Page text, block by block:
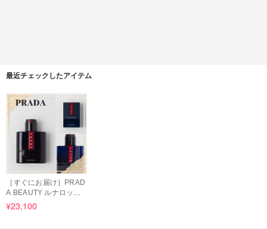
最近チェックしたアイテム
［すぐにお届け］PRAD
A BEAUTY ルナロッサ
¥23,100